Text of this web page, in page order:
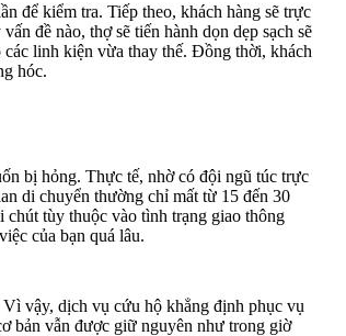
để kiểm tra. Tiếp theo, khách hàng sẽ trực
đề nào, thợ sẽ tiến hành dọn dẹp sạch sẽ
linh kiện vừa thay thế. Đồng thời, khách
hóc.
bị hỏng. Thực tế, nhờ có đội ngũ túc trực
di chuyển thường chỉ mất từ 15 đến 30
tùy thuộc vào tình trạng giao thông
của bạn quá lâu.
vậy, dịch vụ cứu hộ khẳng định phục vụ
bản vẫn được giữ nguyên như trong giờ